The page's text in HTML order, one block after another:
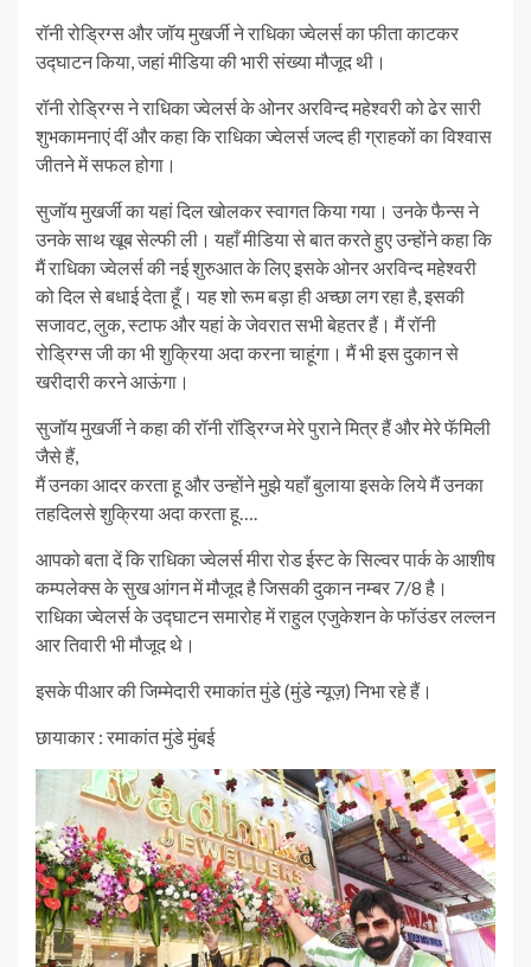
रॉनी रोड्रिग्स और जॉय मुखर्जी ने राधिका ज्वेलर्स का फीता काटकर
उद्घाटन किया, जहां मीडिया की भारी संख्या मौजूद थी।
रॉनी रोड्रिग्स ने राधिका ज्वेलर्स के ओनर अरविन्द महेश्वरी को ढेर सारी
शुभकामनाएं दीं और कहा कि राधिका ज्वेलर्स जल्द ही ग्राहकों का विश्वास
जीतने में सफल होगा।
सुजॉय मुखर्जी का यहां दिल खोलकर स्वागत किया गया। उनके फैन्स ने
उनके साथ खूब सेल्फी ली। यहाँ मीडिया से बात करते हुए उन्होंने कहा कि
मैं राधिका ज्वेलर्स की नई शुरुआत के लिए इसके ओनर अरविन्द महेश्वरी
को दिल से बधाई देता हूँ। यह शो रूम बड़ा ही अच्छा लग रहा है, इसकी
सजावट, लुक, स्टाफ और यहां के जेवरात सभी बेहतर हैं। मैं रॉनी
रोड्रिग्स जी का भी शुक्रिया अदा करना चाहूंगा। मैं भी इस दुकान से
खरीदारी करने आऊंगा।
सुजॉय मुखर्जी ने कहा की रॉनी रॉड्रिग्ज मेरे पुराने मित्र हैं और मेरे फॅमिली
जैसे हैं,
मैं उनका आदर करता हू और उन्होंने मुझे यहाँ बुलाया इसके लिये मैं उनका
तहदिलसे शुक्रिया अदा करता हू….
आपको बता दें कि राधिका ज्वेलर्स मीरा रोड ईस्ट के सिल्वर पार्क के आशीष
कम्पलेक्स के सुख आंगन में मौजूद है जिसकी दुकान नम्बर 7/8 है।
राधिका ज्वेलर्स के उद्घाटन समारोह में राहुल एजुकेशन के फॉउंडर लल्लन
आर तिवारी भी मौजूद थे।
इसके पीआर की जिम्मेदारी रमाकांत मुंडे (मुंडे न्यूज़) निभा रहे हैं।
छायाकार : रमाकांत मुंडे मुंबई